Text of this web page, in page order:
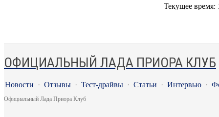
Текущее время:
ОФИЦИАЛЬНЫЙ ЛАДА ПРИОРА КЛУБ
Новости · Отзывы · Тест-драйвы · Статьи · Интервью ·
Официальный Лада Приора Клуб